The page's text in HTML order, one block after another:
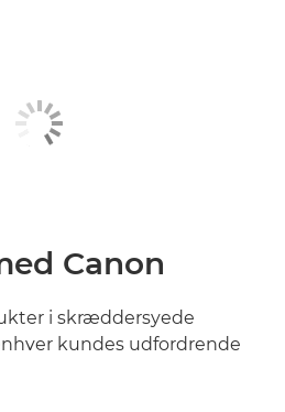
Canon
i skræddersyede
kundes udfordrende